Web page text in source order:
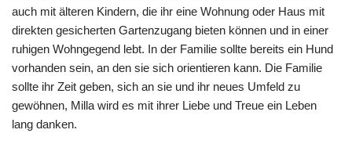
auch mit älteren Kindern, die ihr eine Wohnung oder Haus mit
direkten gesicherten Gartenzugang bieten können und in einer
ruhigen Wohngegend lebt. In der Familie sollte bereits ein Hund
vorhanden sein, an den sie sich orientieren kann. Die Familie
sollte ihr Zeit geben, sich an sie und ihr neues Umfeld zu
gewöhnen, Milla wird es mit ihrer Liebe und Treue ein Leben
lang danken.